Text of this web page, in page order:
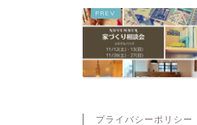
プライバシーポリシー